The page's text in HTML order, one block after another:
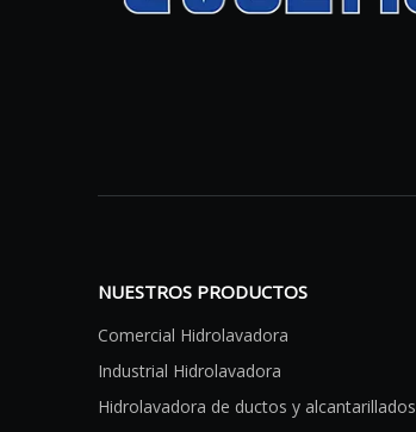
NUESTROS PRODUCTOS
Comercial Hidrolavadora
Industrial Hidrolavadora
Hidrolavadora de ductos y alcantarillados